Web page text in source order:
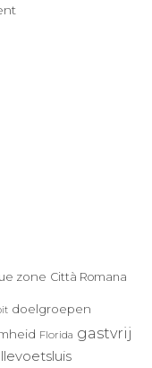
zone Città Romana
doelgroepen
Florida gastvrij